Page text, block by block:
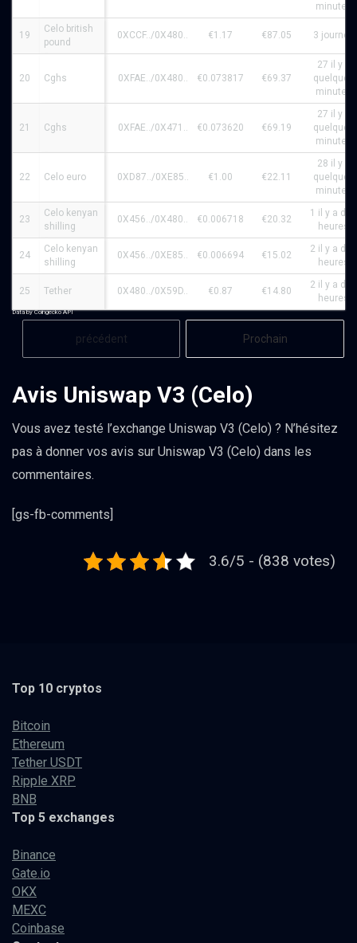
précédent Prochain
minutes
19
Celo british
pound
0XCCF../0X480.. €1.17 €87.05 3 journée
20 Cghs 0XFAE../0X480.. €0.073817 €69.37
27 il y a
quelques
minutes
21 Cghs 0XFAE../0X471.. €0.073620 €69.19
27 il y a
quelques
minutes
22 Celo euro 0XD87../0XE85.. €1.00 €22.11
28 il y a
quelques
minutes
23
Celo kenyan
shilling
0X456../0X480.. €0.006718 €20.32
1 il y a des
heures
24
Celo kenyan
shilling
0X456../0XE85.. €0.006694 €15.02
2 il y a des
heures
25 Tether 0X480../0X59D.. €0.87 €14.80
2 il y a des
heures
Data by Coingecko API
Avis Uniswap V3 (Celo)
Vous avez testé l’exchange Uniswap V3 (Celo) ? N’hésitez
pas à donner vos avis sur Uniswap V3 (Celo) dans les
commentaires.
[gs-fb-comments]
3.6/5 - (838 votes)
Top 10 cryptos
Bitcoin
Ethereum
Tether USDT
Ripple XRP
BNB
Top 5 exchanges
Binance
Gate.io
OKX
MEXC
Coinbase